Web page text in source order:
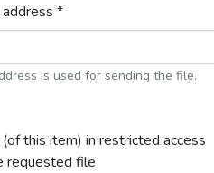
*
is used for sending the file.
this item) in restricted access
requested file